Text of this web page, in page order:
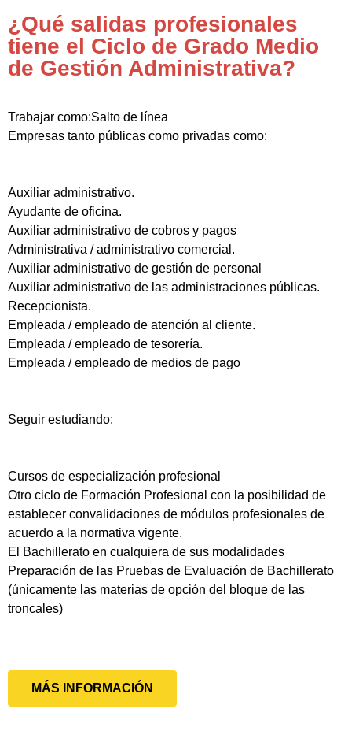
¿Qué salidas profesionales
tiene el Ciclo de Grado Medio
de Gestión Administrativa?
Trabajar como:Salto de línea
Empresas tanto públicas como privadas como:
Auxiliar administrativo.
Ayudante de oficina.
Auxiliar administrativo de cobros y pagos
Administrativa / administrativo comercial.
Auxiliar administrativo de gestión de personal
Auxiliar administrativo de las administraciones públicas.
Recepcionista.
Empleada / empleado de atención al cliente.
Empleada / empleado de tesorería.
Empleada / empleado de medios de pago
Seguir estudiando:
Cursos de especialización profesional
Otro ciclo de Formación Profesional con la posibilidad de
establecer convalidaciones de módulos profesionales de
acuerdo a la normativa vigente.
El Bachillerato en cualquiera de sus modalidades
Preparación de las Pruebas de Evaluación de Bachillerato
(únicamente las materias de opción del bloque de las
troncales)
MÁS INFORMACIÓN